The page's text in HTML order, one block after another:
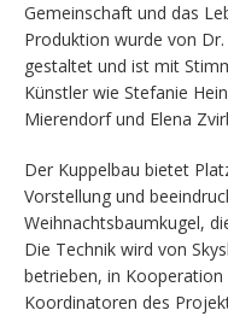
Gemeinschaft und das
Produktion wurde von
gestaltet und ist mit
Künstler wie Stefanie
Mierendorf und Elena
Der Kuppelbau bietet
Vorstellung und
Weihnachtsbaumkugel,
Die Technik wird von
betrieben, in
Koordinatoren des